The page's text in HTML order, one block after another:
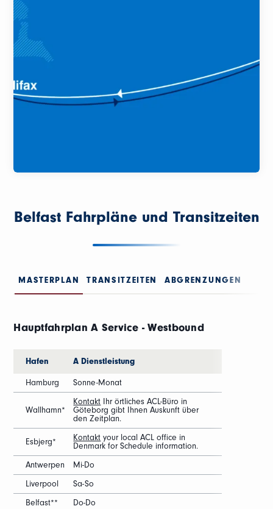
Belfast Fahrpläne und Transitzeiten
MASTERPLAN TRANSITZEITEN ABGRENZUNGEN
Hauptfahrplan A Service - Westbound
Hafen A Dienstleistung
Hamburg Sonne-Monat
Wallhamn*
Kontakt Ihr örtliches ACL-Büro in
Göteborg gibt Ihnen Auskunft über
den Zeitplan.
Esbjerg* Kontakt your local ACL office in
Denmark for Schedule information.
Antwerpen
Mi-Do
Liverpool
Sa-So
Belfast**
Do-Do